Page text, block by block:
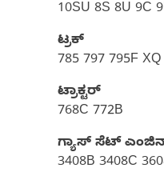
10SU 8S 8U 9C
ಟ್ರಕ್
785 797 795F
ಟ್ರಾಕ್ಟರ್
768C 772B
ಗ್ಯಾಸ್‌ ಸೆಟ್‌
3408B 3408C